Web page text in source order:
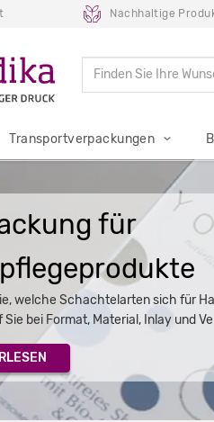
Nachhaltige
Transportverpackungen
für
welche Schachtelarten sich für
Sie bei Format, Material, Inlay und